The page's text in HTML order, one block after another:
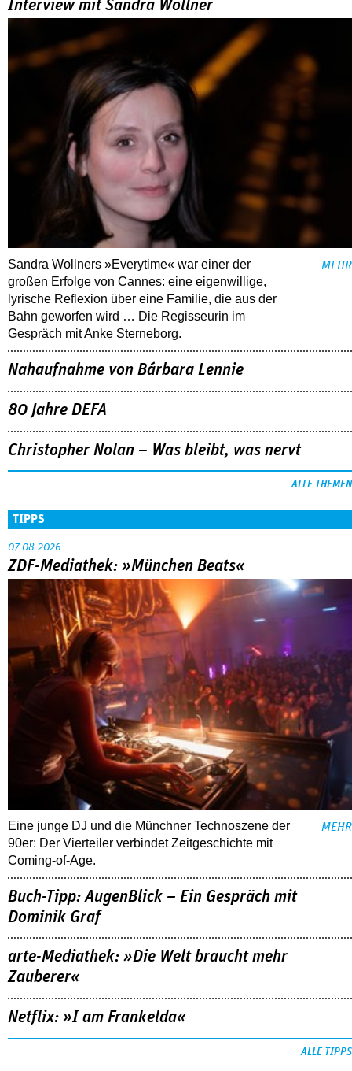
Interview mit Sandra Wollner
Sandra Wollners »Everytime« war einer der
großen Erfolge von Cannes: eine eigenwillige,
lyrische Reflexion über eine ­Familie, die aus der
Bahn geworfen wird … Die Regisseurin im
Gespräch mit Anke Sterneborg.
MEHR
Nahaufnahme von Bárbara Lennie
80 Jahre DEFA
Christopher Nolan – Was bleibt, was nervt
ALLE THEMEN
TIPPS
07.08.2026
ZDF-Mediathek: »München Beats«
Eine junge DJ und die Münchner Technoszene der
90er: Der Vierteiler verbindet Zeitgeschichte mit
Coming-of-Age.
MEHR
Buch-Tipp: AugenBlick – Ein Gespräch mit
Dominik Graf
arte-Mediathek: »Die Welt braucht mehr
Zauberer«
Netflix: »I am Frankelda«
ALLE TIPPS